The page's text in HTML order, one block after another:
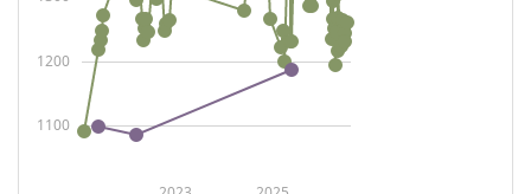
1100
1200